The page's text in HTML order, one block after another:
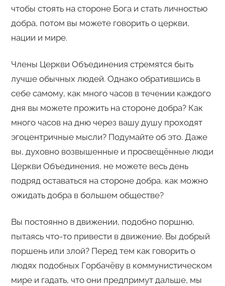
чтобы стоять на стороне Бога и стать личностью
добра, потом вы можете говорить о церкви,
нации и мире.
Члены Церкви Объединения стремятся быть
лучше обычных людей. Однако обратившись в
себе самому, как много часов в течении каждого
дня вы можете прожить на стороне добра? Как
много часов на дню через вашу душу проходят
эгоцентричные мысли? Подумайте об это. Даже
вы, духовно возвышенные и просвещённые люди
Церкви Объединения, не можете весь день
подряд оставаться на стороне добра, как можно
ожидать добра в большем обществе?
Вы постоянно в движении, подобно поршню,
пытаясь что-то привести в движение. Вы добрый
поршень или злой? Перед тем как говорить о
людях подобных Горбачёву в коммунистическом
мире и гадать, что они предпримут дальше, мы